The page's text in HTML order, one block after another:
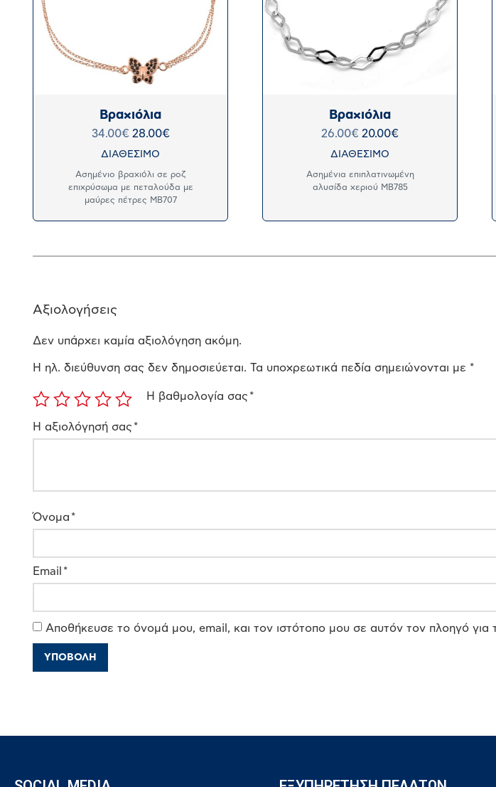
Βραχιόλια
34.00€ 28.00€
ΔΙΑΘΕΣΙΜΟ
Ασημένιο βραχιόλι σε ροζ
επιχρύσωμα με πεταλούδα με
μαύρες πέτρες MB707
Βραχιόλια
26.00€ 20.00€
ΔΙΑΘΕΣΙΜΟ
Ασημένια επιπλατινωμένη
αλυσίδα χεριού MB785
Αξιολογήσεις
Δεν υπάρχει καμία αξιολόγηση ακόμη.
Η ηλ. διεύθυνση σας δεν δημοσιεύεται. Τα υποχρεωτικά πεδία σημειώνονται με *
Η βαθμολογία σας *
Η αξιολόγησή σας *
Όνομα *
Email *
Αποθήκευσε το όνομά μου, email, και τον ιστότοπο μου σε αυτόν τον πλοηγό